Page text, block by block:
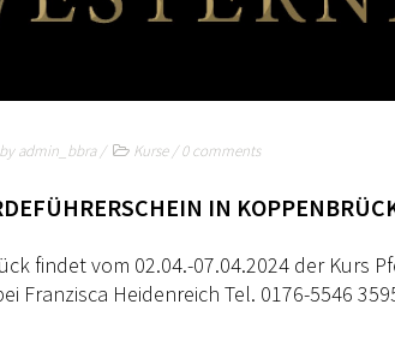
admin_bbra/ Kurse/0 comments
IN
findet vom 02.04.-07.04.2024 der Kurs
Franzisca Heidenreich Tel. 0176-5546